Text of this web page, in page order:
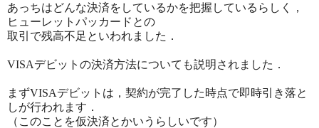
あっちはどんな決済をしているかを把握しているらしく，
ヒューレットパッカードとの
取引で残高不足といわれました．
VISAデビットの決済方法についても説明されました．
まずVISAデビットは，契約が完了した時点で即時引き落と
しが行われます．
（このことを仮決済とかいうらしいです）